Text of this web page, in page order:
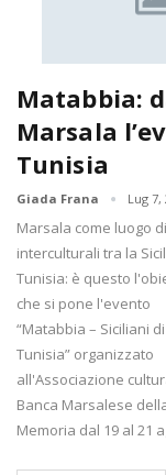
Matabbia:
Marsala
Tunisia
Giada Frana Lug 7,
Marsala come luogo
interculturali tra la
Tunisia: è questo
che si pone l'evento
“Matabbia – Siciliani di
Tunisia” organizzato
all'Associazione
Banca Marsalese
Memoria dal 19 al 21